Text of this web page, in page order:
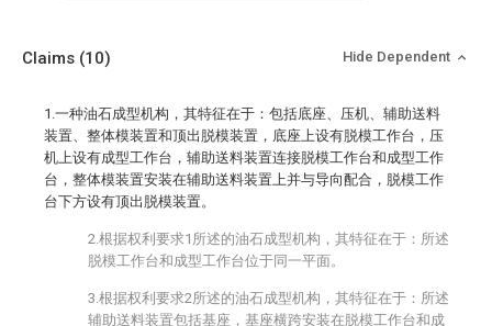
Claims (10) Hide Dependent
1.一种油石成型机构，其特征在于：包括底座、压机、辅助送料
装置、整体模装置和顶出脱模装置，底座上设有脱模工作台，压
机上设有成型工作台，辅助送料装置连接脱模工作台和成型工作
台，整体模装置安装在辅助送料装置上并与导向配合，脱模工作
台下方设有顶出脱模装置。
2.根据权利要求1所述的油石成型机构，其特征在于：所述
脱模工作台和成型工作台位于同一平面。
3.根据权利要求2所述的油石成型机构，其特征在于：所述
辅助送料装置包括基座，基座横跨安装在脱模工作台和成